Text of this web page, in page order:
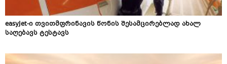
easyJet-ი თვითმფრინავის წონის შესამცირებლად ახალ
საღებავს ტესტავს